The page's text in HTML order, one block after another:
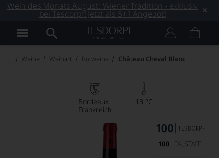
Wein des Monats August: Wiener Tradition - exklusiv
bei Tesdorpf! Jetzt als 5+1 Angebot!
Weine Weinart Rotweine Château Cheval Blanc
Bordeaux
Frankreich
18 °C